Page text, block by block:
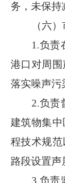
务，未保持
（六
1.负责
港口对周
落实噪声污
2.负责
建筑物集
程技术规
路段设置
3.负责